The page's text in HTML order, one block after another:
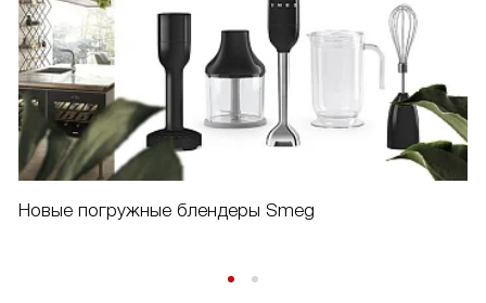
Новые погружные блендеры Smeg